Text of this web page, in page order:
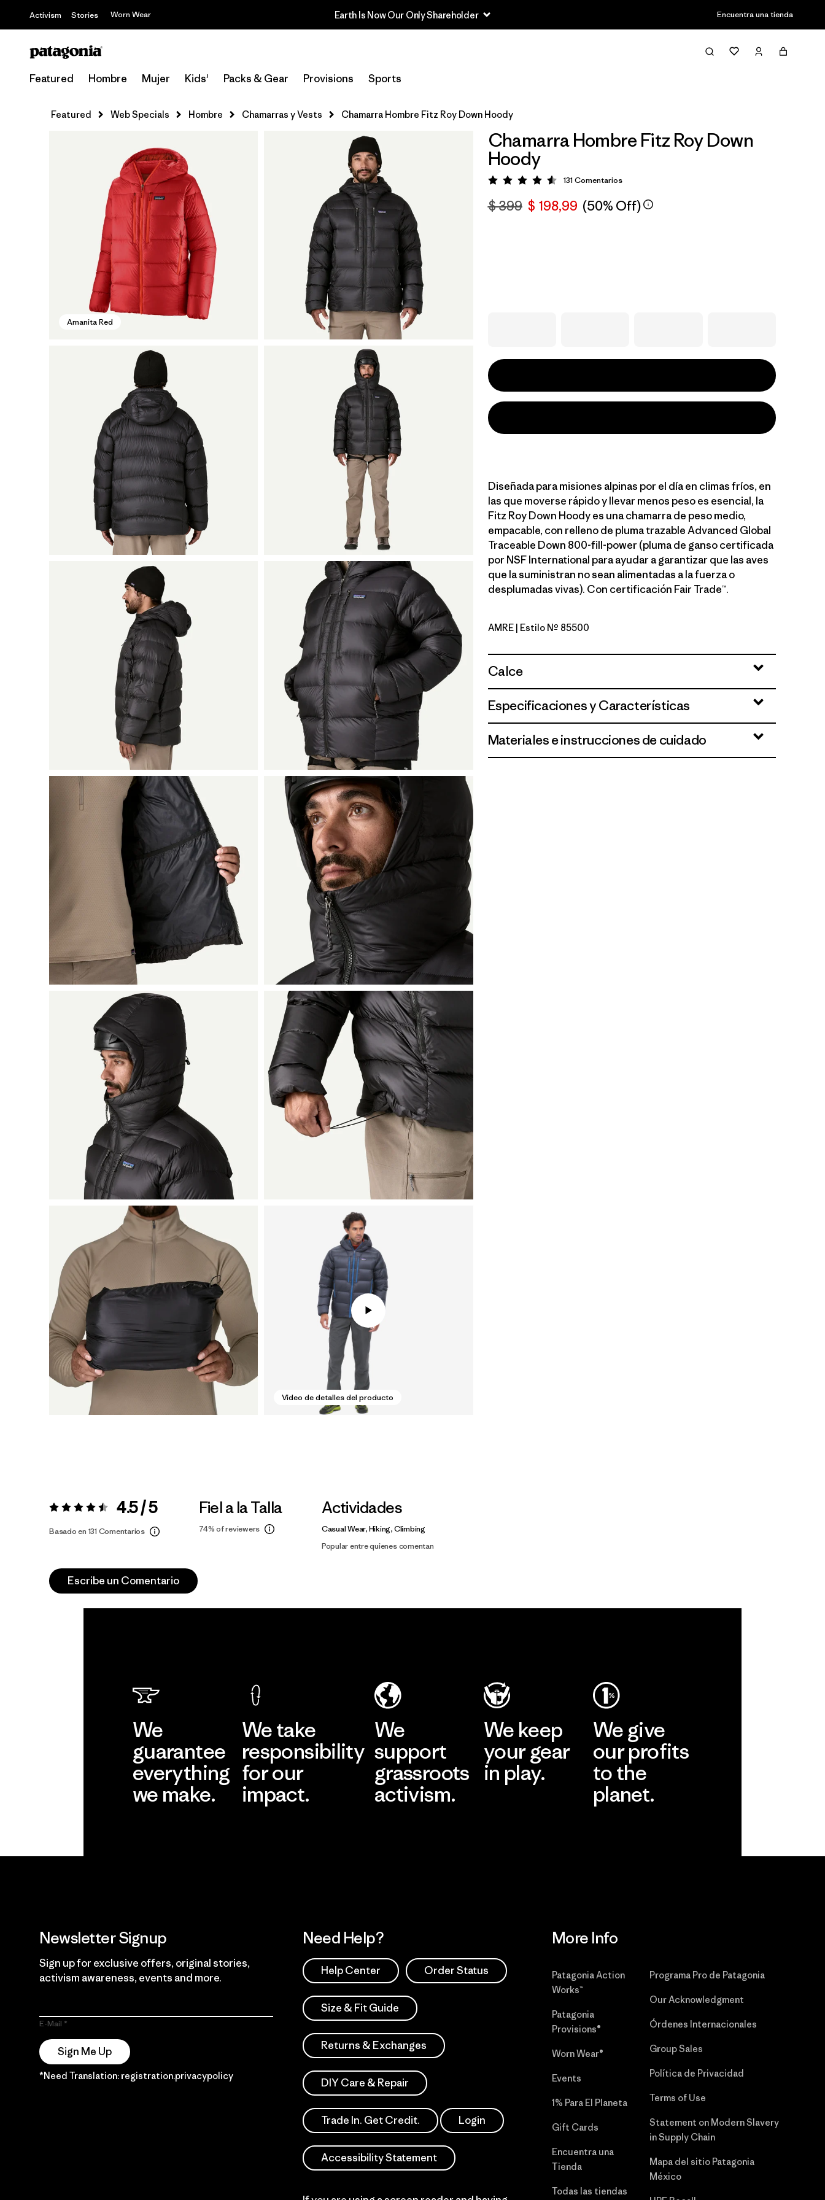
Activism Stories Worn Wear Earth Is Now Our Only Shareholder Encuentra una tienda
Featured Hombre Mujer Kids' Packs & Gear Provisions Sports
Featured Web Specials Hombre Chamarras y Vests Chamarra Hombre Fitz Roy Down Hoody
Amanita Red
Video de detalles del producto
Chamarra Hombre Fitz Roy Down
Hoody
Valoración: 4.6 / 5
131 Comentarios
$ 399 $ 198,99 (50% Off)
Diseñada para misiones alpinas por el día en climas fríos, en
las que moverse rápido y llevar menos peso es esencial, la
Fitz Roy Down Hoody es una chamarra de peso medio,
empacable, con relleno de pluma trazable Advanced Global
Traceable Down 800-fill-power (pluma de ganso certificada
por NSF International para ayudar a garantizar que las aves
que la suministran no sean alimentadas a la fuerza o
desplumadas vivas). Con certificación Fair Trade™.
Amanita Red
AMRE | Estilo Nº 85500
Calce
Especificaciones y Características
Materiales e instrucciones de cuidado
Valoración:4.5 / 5 4.5 / 5
Basado en 131 Comentarios
Fiel a la Talla
74%of reviewers
Actividades
Casual Wear, Hiking, Climbing
Popular entre quienes comentan
Escribe un Comentario
We
guarantee
everything
we make.
We take
responsibility
for our
impact.
We
support
grassroots
activism.
We keep
your gear
in play.
We give
our profits
to the
planet.
Newsletter Signup
Sign up for exclusive offers, original stories,
activism awareness, events and more.
E-Mail
Sign Me Up
*Need Translation: registration.privacypolicy
Need Help?
Help Center Order Status
Size & Fit Guide
Returns & Exchanges
DIY Care & Repair
Trade In. Get Credit. Login
Accessibility Statement
More Info
Patagonia Action
Works™
Patagonia
Provisions®
Worn Wear®
Events
1% Para El Planeta
Gift Cards
Encuentra una
Tienda
Todas las tiendas
Programa Pro de Patagonia
Our Acknowledgment
Órdenes Internacionales
Group Sales
Política de Privacidad
Terms of Use
Statement on Modern Slavery
in Supply Chain
Mapa del sitio Patagonia
México